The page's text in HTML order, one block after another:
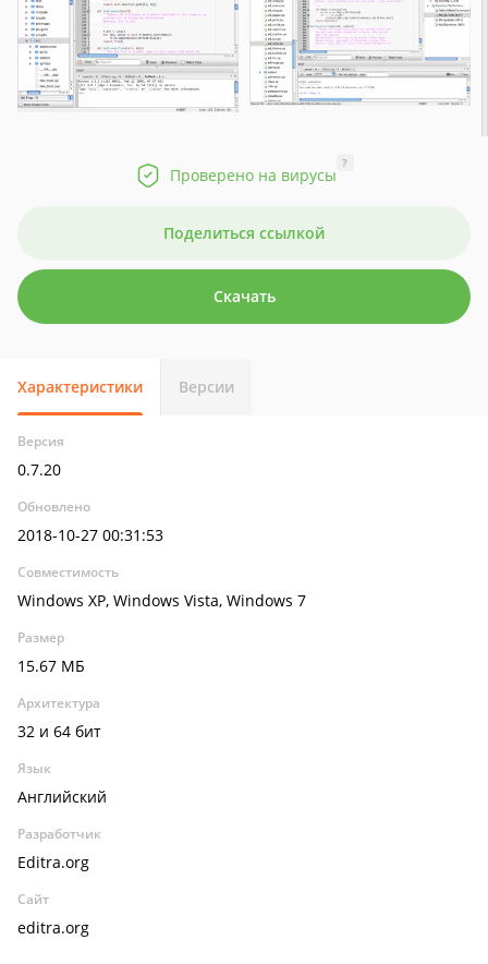
Проверено на вирусы
?
Поделиться ссылкой
Скачать
Характеристики Версии
Версия
0.7.20
Обновлено
2018-10-27 00:31:53
Совместимость
Windows XP, Windows Vista, Windows 7
Размер
15.67 МБ
Архитектура
32 и 64 бит
Язык
Английский
Разработчик
Editra.org
Сайт
editra.org